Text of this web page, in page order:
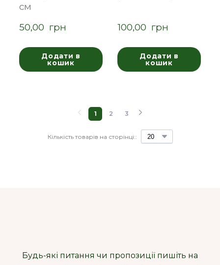
см
50,00  грн
Додати в
кошик
100,00  грн
Додати в
кошик
Кількість товарів на сторінці::
1 2 3
Будь-які питання чи пропозиції пишіть на